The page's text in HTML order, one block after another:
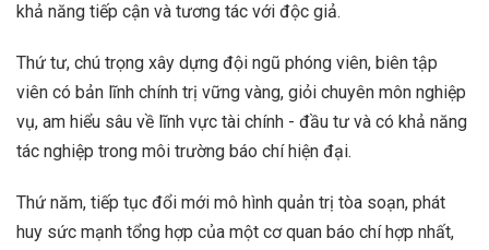
khả năng tiếp cận và tương tác với độc giả.
Thứ tư, chú trọng xây dựng đội ngũ phóng viên, biên tập
viên có bản lĩnh chính trị vững vàng, giỏi chuyên môn nghiệp
vụ, am hiểu sâu về lĩnh vực tài chính - đầu tư và có khả năng
tác nghiệp trong môi trường báo chí hiện đại.
Thứ năm, tiếp tục đổi mới mô hình quản trị tòa soạn, phát
huy sức mạnh tổng hợp của một cơ quan báo chí hợp nhất,